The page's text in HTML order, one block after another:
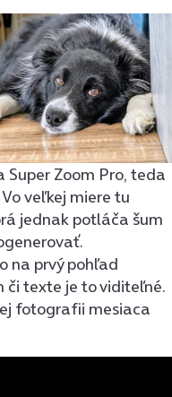
Zoom Pro, teda
veľkej miere tu
jednak potláča šum
na prvý pohľad
či texte je to viditeľné.
fotografii mesiaca